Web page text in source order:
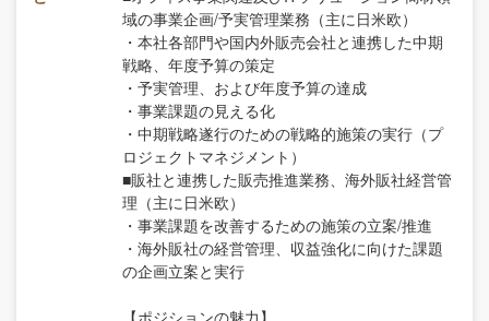
域の事業企画/予実管理業務（主に日米欧）
・本社各部門や国内外販売会社と連携した中期
戦略、年度予算の策定
・予実管理、および年度予算の達成
・事業課題の見える化
・中期戦略遂行のための戦略的施策の実行（プ
ロジェクトマネジメント）
■販社と連携した販売推進業務、海外販社経営管
理（主に日米欧）
・事業課題を改善するための施策の立案/推進
・海外販社の経営管理、収益強化に向けた課題
の企画立案と実行